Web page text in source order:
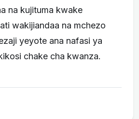
na kujituma kwake
wakijiandaa na mchezo
yeyote ana nafasi ya
chake cha kwanza.